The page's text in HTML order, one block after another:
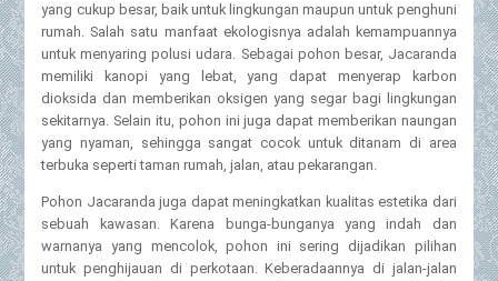
yang cukup besar, baik untuk lingkungan maupun untuk penghuni
rumah. Salah satu manfaat ekologisnya adalah kemampuannya
untuk menyaring polusi udara. Sebagai pohon besar, Jacaranda
memiliki kanopi yang lebat, yang dapat menyerap karbon
dioksida dan memberikan oksigen yang segar bagi lingkungan
sekitarnya. Selain itu, pohon ini juga dapat memberikan naungan
yang nyaman, sehingga sangat cocok untuk ditanam di area
terbuka seperti taman rumah, jalan, atau pekarangan.
Pohon Jacaranda juga dapat meningkatkan kualitas estetika dari
sebuah kawasan. Karena bunga-bunganya yang indah dan
warnanya yang mencolok, pohon ini sering dijadikan pilihan
untuk penghijauan di perkotaan. Keberadaannya di jalan-jalan